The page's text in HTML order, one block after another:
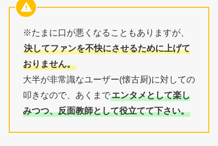
※たまに口が悪くなることもありますが、
決してファンを不快にさせるために上げて
おりません。
大半が非常識なユーザー(懐古厨)に対しての
叩きなので、あくまでエンタメとして楽し
みつつ、反面教師として役立てて下さい。